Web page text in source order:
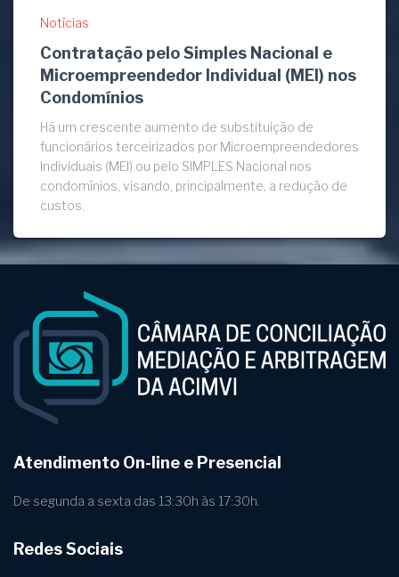
Notícias
Contratação pelo Simples Nacional e
Microempreendedor Individual (MEI) nos
Condomínios
Há um crescente aumento de substituição de
funcionários terceirizados por Microempreendedores
Individuais (MEI) ou pelo SIMPLES Nacional nos
condomínios, visando, principalmente, a redução de
custos.
Atendimento On-line e Presencial
De segunda a sexta das 13:30h às 17:30h.
Redes Sociais